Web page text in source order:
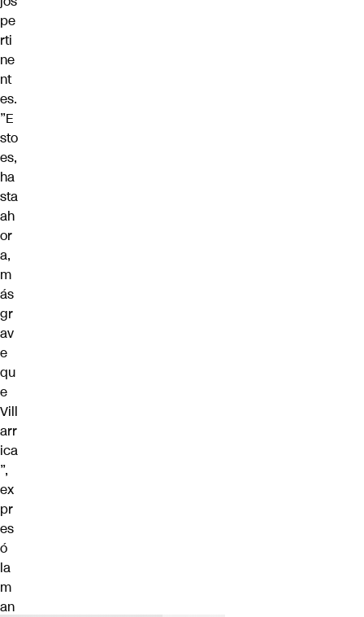
pe
rti
ne
nt
es.
”E
sto
es,
ha
sta
ah
or
a,
m
ás
gr
av
e
qu
e
Vill
arr
ica
”,
ex
pr
es
ó
la
m
an